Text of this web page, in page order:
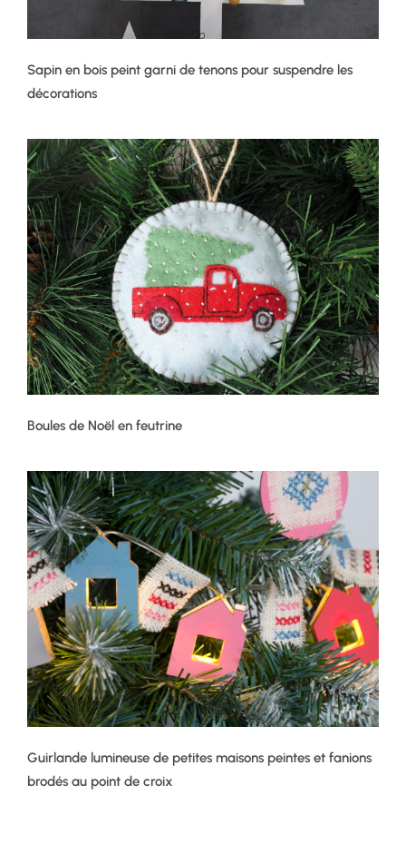
Sapin en bois peint garni de tenons pour suspendre les
décorations
Boules de Noël en feutrine
Guirlande lumineuse de petites maisons peintes et fanions
brodés au point de croix